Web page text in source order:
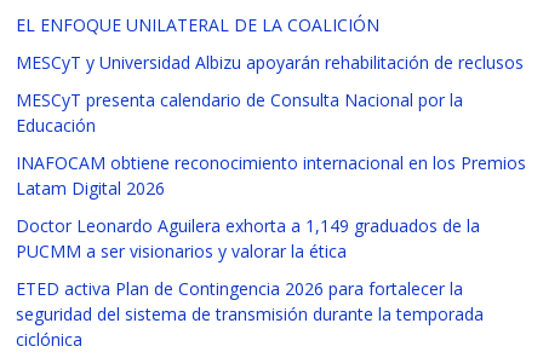
EL ENFOQUE UNILATERAL DE LA COALICIÓN
MESCyT y Universidad Albizu apoyarán rehabilitación de reclusos
MESCyT presenta calendario de Consulta Nacional por la
Educación
INAFOCAM obtiene reconocimiento internacional en los Premios
Latam Digital 2026
Doctor Leonardo Aguilera exhorta a 1,149 graduados de la
PUCMM a ser visionarios y valorar la ética
ETED activa Plan de Contingencia 2026 para fortalecer la
seguridad del sistema de transmisión durante la temporada
ciclónica